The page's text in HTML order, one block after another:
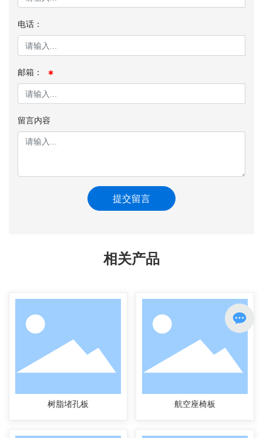
电话：
邮箱：
留言内容
提交留言
相关产品
树脂堵孔板 航空座椅板